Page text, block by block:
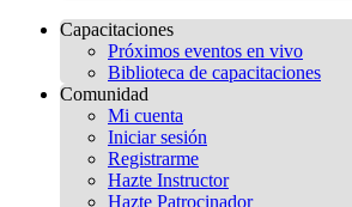
Capacitaciones
Próximos eventos en vivo
Biblioteca de capacitaciones
Comunidad
Mi cuenta
Iniciar sesión
Registrarme
Hazte Instructor
Hazte Patrocinador